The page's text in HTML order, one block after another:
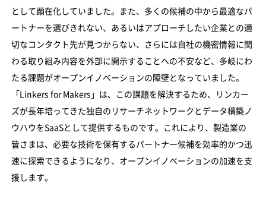
として顕在化していました。また、多くの候補の中から最適なパ
ートナーを選びきれない、あるいはアプローチしたい企業との適
切なコンタクト先が見つからない、さらには自社の機密情報に関
わる取り組み内容を外部に開示することへの不安など、多岐にわ
たる課題がオープンイノベーションの障壁となっていました。
「Linkers for Makers」は、この課題を解決するため、リンカー
ズが長年培ってきた独自のリサーチネットワークとデータ構築ノ
ウハウをSaaSとして提供するものです。これにより、製造業の
皆さまは、必要な技術を保有するパートナー候補を効率的かつ迅
速に探索できるようになり、オープンイノベーションの加速を支
援します。